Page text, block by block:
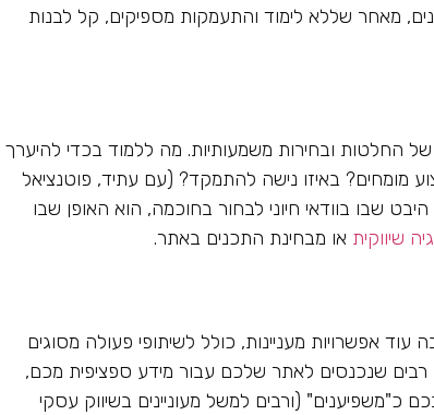
מאחר שללא לימוד והתעמקות מספיקים, קל לבנות
החלטות ובחירות משמעותיות. מה ללמוד בכדי להיערך
מומחים? באיזו נישה להתמקד? (עם עתיד, פוטנציאל
שבו בוודאי חיוני לבחור בחוכמה, הוא האופן שבו
שיווקית או מבחינת התכנים באתר.
אפשרויות מעניינות, כולל לשיתופי פעולה מסוגים
שנכנסים לאתר שלכם עבור מידע ספציפית מכם,
כ"משפיענים" (ורבים למשל מעוניינים בשיווק עסקי